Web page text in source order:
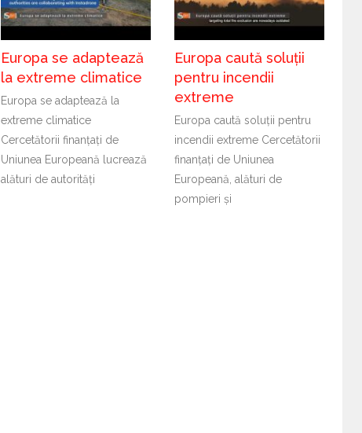
Europa se adaptează
la extreme climatice
Europa se adaptează la
extreme climatice
Cercetătorii finanțați de
Uniunea Europeană lucrează
alături de autorități
Europa caută soluții
pentru incendii
extreme
Europa caută soluții pentru
incendii extreme Cercetătorii
finanțați de Uniunea
Europeană, alături de
pompieri și